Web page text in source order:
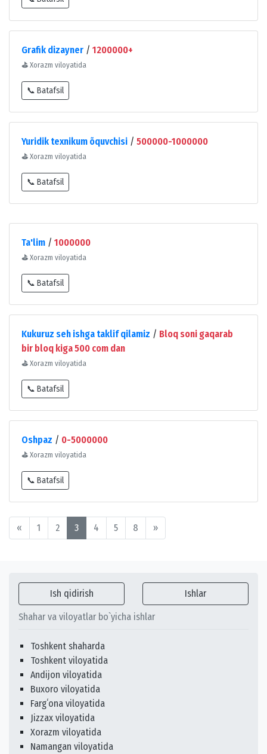
Grafik dizayner / 1200000+
⛳ Xorazm viloyatida
📞 Batafsil
Yuridik texnikum õquvchisi / 500000-1000000
⛳ Xorazm viloyatida
📞 Batafsil
Ta'lim / 1000000
⛳ Xorazm viloyatida
📞 Batafsil
Kukuruz seh ishga taklif qilamiz / Bloq soni gaqarab
bir bloq kiga 500 com dan
⛳ Xorazm viloyatida
📞 Batafsil
Oshpaz / 0-5000000
⛳ Xorazm viloyatida
📞 Batafsil
« 1 2 3 4 5 8 »
Ish qidirish Ishlar
Shahar va viloyatlar bo`yicha ishlar
Toshkent shaharda
Toshkent viloyatida
Andijon viloyatida
Buxoro viloyatida
Fargʻona viloyatida
Jizzax viloyatida
Xorazm viloyatida
Namangan viloyatida